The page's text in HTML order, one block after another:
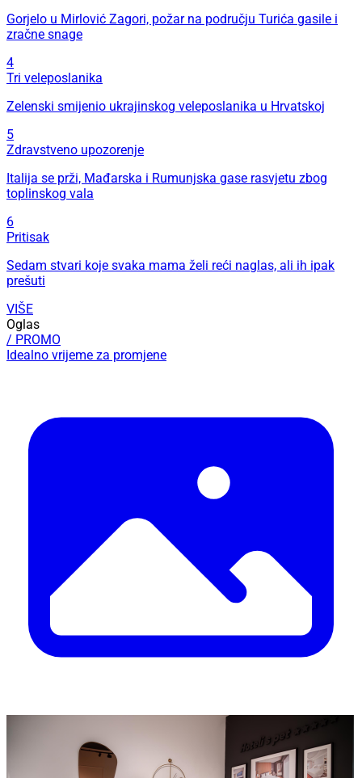
Gorjelo u Mirlović Zagori, požar na području Turića gasile i
zračne snage
4
Tri veleposlanika
Zelenski smijenio ukrajinskog veleposlanika u Hrvatskoj
5
Zdravstveno upozorenje
Italija se prži, Mađarska i Rumunjska gase rasvjetu zbog
toplinskog vala
6
Pritisak
Sedam stvari koje svaka mama želi reći naglas, ali ih ipak
prešuti
VIŠE
Oglas
/ PROMO
Idealno vrijeme za promjene